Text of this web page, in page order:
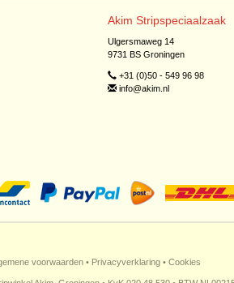
Akim Stripspeciaalzaak
Ulgersmaweg 14
9731 BS Groningen
+31 (0)50 - 549 96 98
info@akim.nl
voorwaarden • Privacyverklaring • Cookies